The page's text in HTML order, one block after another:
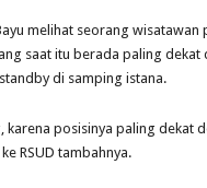
melihat seorang
saat itu berada paling
di samping istana.
karena posisinya paling dekat
RSUD tambahnya.